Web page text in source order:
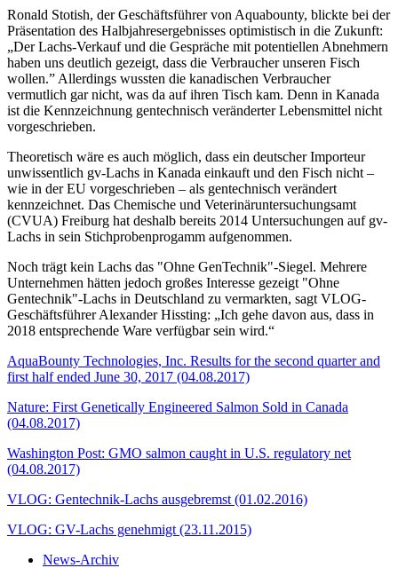
Ronald Stotish, der Geschäftsführer von Aquabounty, blickte bei der
Präsentation des Halbjahresergebnisses optimistisch in die Zukunft:
„Der Lachs-Verkauf und die Gespräche mit potentiellen Abnehmern
haben uns deutlich gezeigt, dass die Verbraucher unseren Fisch
wollen.” Allerdings wussten die kanadischen Verbraucher
vermutlich gar nicht, was da auf ihren Tisch kam. Denn in Kanada
ist die Kennzeichnung gentechnisch veränderter Lebensmittel nicht
vorgeschrieben.
Theoretisch wäre es auch möglich, dass ein deutscher Importeur
unwissentlich gv-Lachs in Kanada einkauft und den Fisch nicht –
wie in der EU vorgeschrieben – als gentechnisch verändert
kennzeichnet. Das Chemische und Veterinäruntersuchungsamt
(CVUA) Freiburg hat deshalb bereits 2014 Untersuchungen auf gv-
Lachs in sein Stichprobenprogamm aufgenommen.
Noch trägt kein Lachs das "Ohne GenTechnik"-Siegel. Mehrere
Unternehmen hätten jedoch großes Interesse gezeigt "Ohne
Gentechnik"-Lachs in Deutschland zu vermarkten, sagt VLOG-
Geschäftsführer Alexander Hissting: „Ich gehe davon aus, dass in
2018 entsprechende Ware verfügbar sein wird.“
AquaBounty Technologies, Inc. Results for the second quarter and
first half ended June 30, 2017 (04.08.2017)
Nature: First Genetically Engineered Salmon Sold in Canada
(04.08.2017)
Washington Post: GMO salmon caught in U.S. regulatory net
(04.08.2017)
VLOG: Gentechnik-Lachs ausgebremst (01.02.2016)
VLOG: GV-Lachs genehmigt (23.11.2015)
News-Archiv